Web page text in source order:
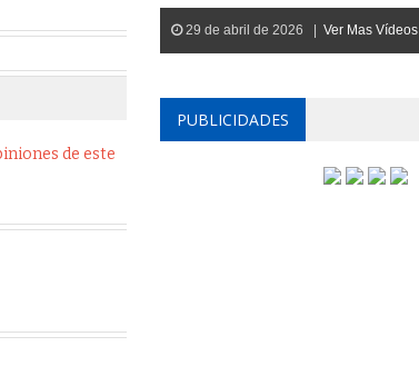
de este
29 de abril de 2026 | Ver Mas Vídeos
PUBLICIDADES